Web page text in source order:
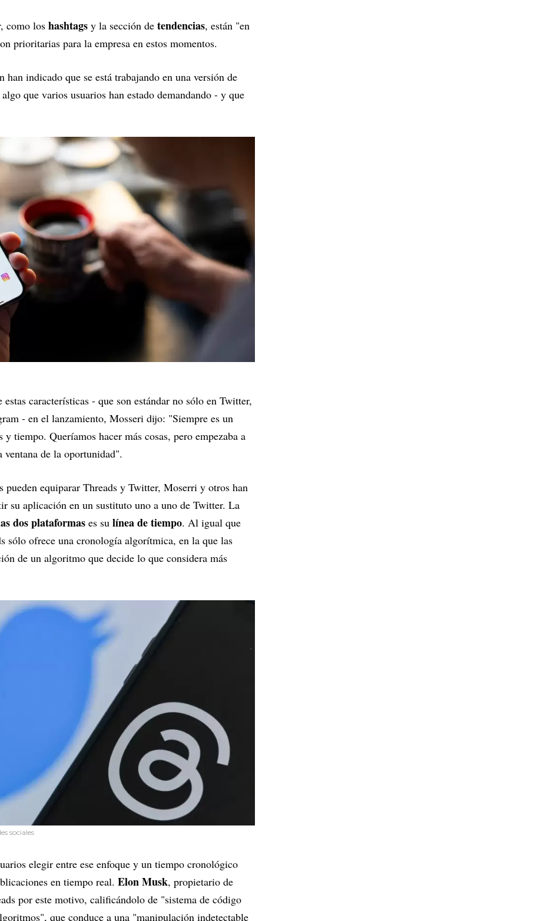
como los hashtags y la sección de tendencias, están "en
prioritarias para la empresa en estos momentos.
han indicado que se está trabajando en una versión de
que varios usuarios han estado demandando - y que
características - que son estándar no sólo en Twitter,
- en el lanzamiento, Mosseri dijo: "Siempre es un
tiempo. Queríamos hacer más cosas, pero empezaba a
ventana de la oportunidad".
pueden equiparar Threads y Twitter, Moserri y otros han
su aplicación en un sustituto uno a uno de Twitter. La
dos plataformas es su línea de tiempo. Al igual que
sólo ofrece una cronología algorítmica, en la que las
de un algoritmo que decide lo que considera más
sociales
elegir entre ese enfoque y un tiempo cronológico
en tiempo real. Elon Musk, propietario de
por este motivo, calificándolo de "sistema de código
que conduce a una "manipulación indetectable